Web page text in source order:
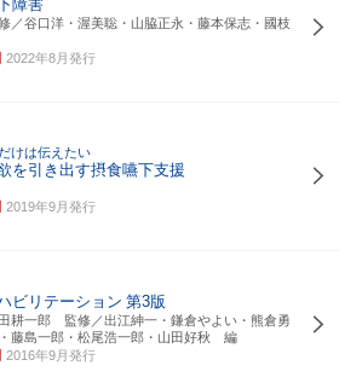
障害
谷口洋・渥美聡・山脇正永・藤本保志・國枝
2022年8月発行
けは伝えたい
を引き出す摂食嚥下支援
2019年9月発行
ビリテーション 第3版
耕一郎 監修／出江紳一・鎌倉やよい・熊倉勇
藤島一郎・松尾浩一郎・山田好秋 編
2016年9月発行